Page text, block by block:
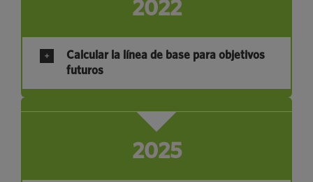
2022
Calcular la línea de base para objetivos
futuros
2025